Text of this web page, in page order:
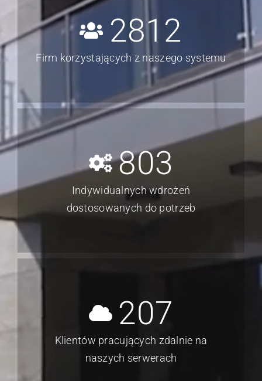
2812
Firm korzystających z naszego systemu
803
Indywidualnych wdrożeń
dostosowanych do potrzeb
207
Klientów pracujących zdalnie na
naszych serwerach